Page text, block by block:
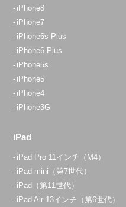
iPhone8
iPhone7
iPhone6s Plus
iPhone6 Plus
iPhone5s
iPhone5
iPhone4
iPhone3G
iPad
iPad Pro 11インチ（M4）
iPad mini（第7世代）
iPad（第11世代）
iPad Air 13インチ（第6世代）